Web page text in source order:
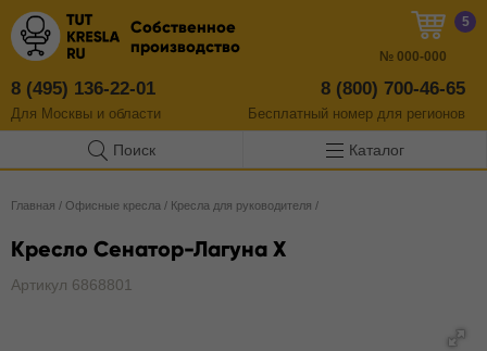
Собственное
производство
8 (495) 136-22-01
Для Москвы и области
8 (800) 700-46-65
Бесплатный номер для регионов
5
№ 000-000
Поиск Каталог
Главная / Офисные кресла / Кресла для руководителя /
Кресло Сенатор-Лагуна Х
Артикул 6868801